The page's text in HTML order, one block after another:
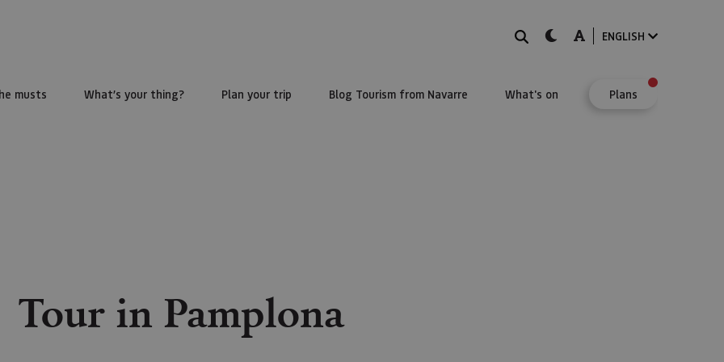
Searchdark-mode
A-modeENGLISH
musts What’s your thing? Plan your trip Blog Tourism from Navarre What's on Plans
Tour in Pamplona